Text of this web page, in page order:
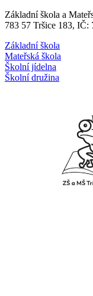
Základní škola a
783 57 Tršice 183, IČ:
Základní škola
Mateřská škola
Školní jídelna
Školní družina